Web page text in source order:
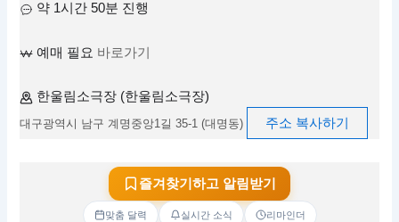
약 1시간 50분 진행
예매 필요 바로가기
한울림소극장 (한울림소극장)
대구광역시 남구 계명중앙1길 35-1 (대명동) 주소 복사하기
즐겨찾기하고 알림받기
맞춤 달력 실시간 소식 리마인더